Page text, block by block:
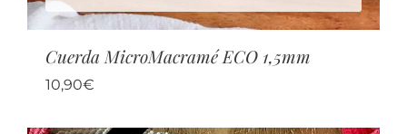
Cuerda MicroMacramé ECO 1,5mm
10,90€